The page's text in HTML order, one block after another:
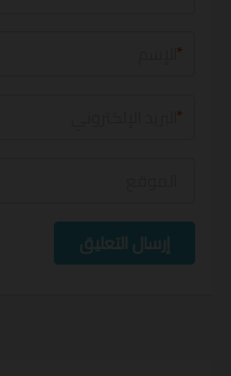
*
*
إرسال التعليق